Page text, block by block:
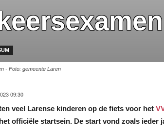
- Foto: gemeente Laren
09:30
veel Larense kinderen op de fiets voor het
officiële startsein. De start vond zoals ieder